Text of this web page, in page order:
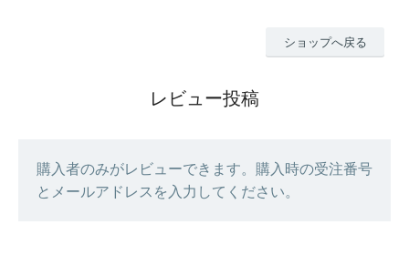
ショップへ戻る
レビュー投稿
購入者のみがレビューできます。購入時の受注番号
とメールアドレスを入力してください。